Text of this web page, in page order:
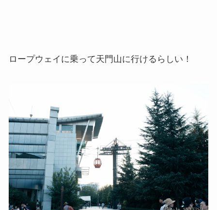
ロープウェイに乗って天門山に行けるらしい！